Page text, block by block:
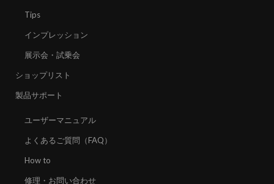
Tips
インプレッション
展示会・試乗会
ショップリスト
製品サポート
ユーザーマニュアル
よくあるご質問（FAQ）
How to
修理・お問い合わせ